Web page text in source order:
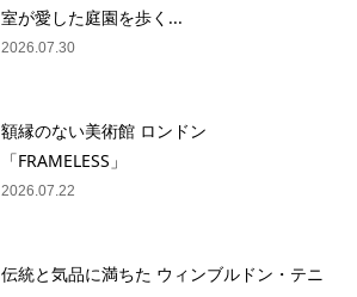
室が愛した庭園を歩く...
2026.07.30
額縁のない美術館 ロンドン
「FRAMELESS」
2026.07.22
伝統と気品に満ちた ウィンブルドン・テニ